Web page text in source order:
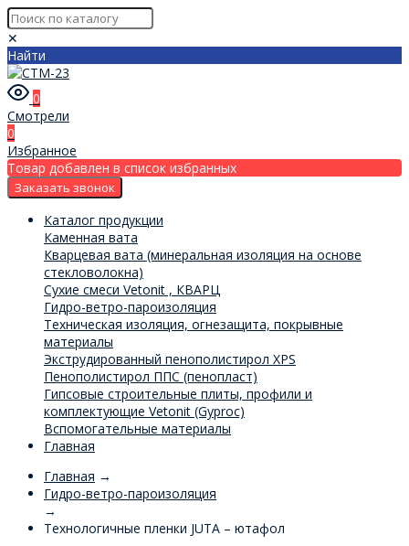
✕
Найти
0
Смотрели
0
Избранное
Товар добавлен в список избранных
Заказать звонок
Каталог продукции
Каменная вата
Кварцевая вата (минеральная изоляция на основе
стекловолокна)
Сухие смеси Vetonit , КВАРЦ
Гидро-ветро-пароизоляция
Техническая изоляция, огнезащита, покрывные
материалы
Экструдированный пенополистирол XPS
Пенополистирол ППС (пенопласт)
Гипсовые строительные плиты, профили и
комплектующие Vetonit (Gyproc)
Вспомогательные материалы
Главная
Главная →
Гидро-ветро-пароизоляция
→
Технологичные пленки JUTA – ютафол